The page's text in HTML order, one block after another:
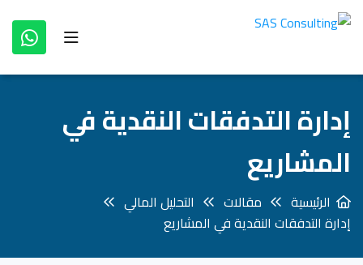
إدارة التدفقات النقدية في
المشاريع
الرئيسية مقالات
التحليل المالي
إدارة التدفقات النقدية في المشاريع